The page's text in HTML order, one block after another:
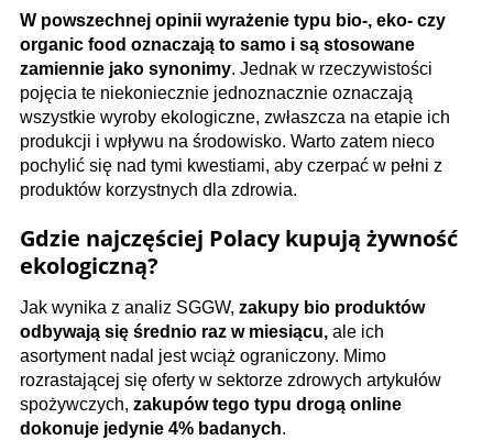
W powszechnej opinii wyrażenie typu bio-, eko- czy
organic food oznaczają to samo i są stosowane
zamiennie jako synonimy. Jednak w rzeczywistości
pojęcia te niekoniecznie jednoznacznie oznaczają
wszystkie wyroby ekologiczne, zwłaszcza na etapie ich
produkcji i wpływu na środowisko. Warto zatem nieco
pochylić się nad tymi kwestiami, aby czerpać w pełni z
produktów korzystnych dla zdrowia.
Gdzie najczęściej Polacy kupują żywność
ekologiczną?
Jak wynika z analiz SGGW, zakupy bio produktów
odbywają się średnio raz w miesiącu, ale ich
asortyment nadal jest wciąż ograniczony. Mimo
rozrastającej się oferty w sektorze zdrowych artykułów
spożywczych, zakupów tego typu drogą online
dokonuje jedynie 4% badanych.